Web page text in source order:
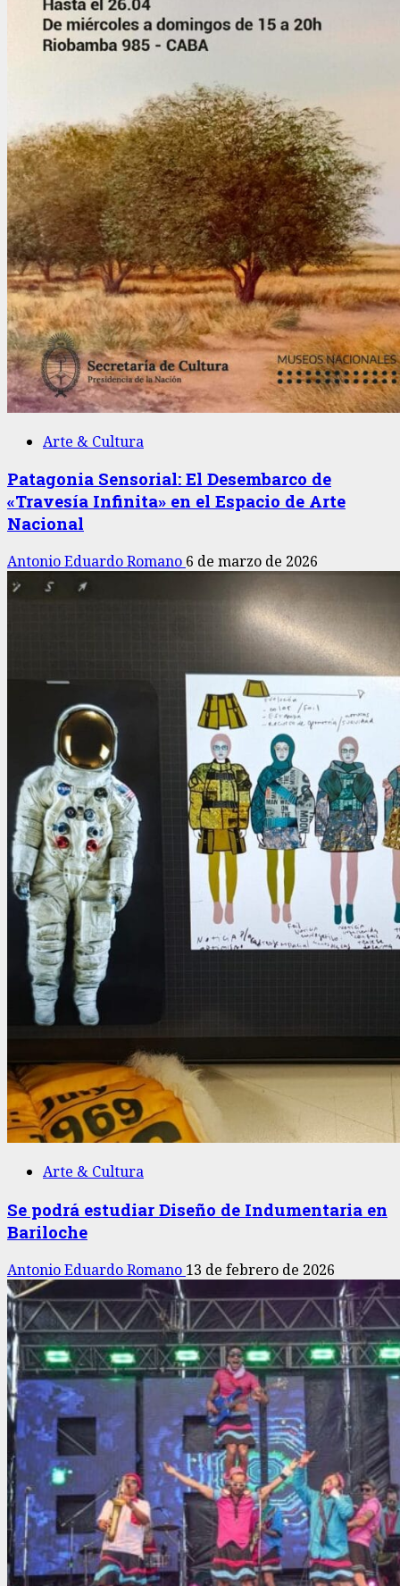
Arte & Cultura
Patagonia Sensorial: El Desembarco de
«Travesía Infinita» en el Espacio de Arte
Nacional
Antonio Eduardo Romano 6 de marzo de 2026
Arte & Cultura
Se podrá estudiar Diseño de Indumentaria en
Bariloche
Antonio Eduardo Romano 13 de febrero de 2026